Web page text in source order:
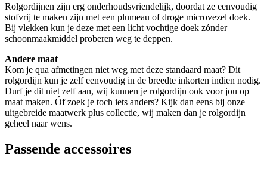
Rolgordijnen zijn erg onderhoudsvriendelijk, doordat ze eenvoudig
stofvrij te maken zijn met een plumeau of droge microvezel doek.
Bij vlekken kun je deze met een licht vochtige doek zónder
schoonmaakmiddel proberen weg te deppen.
Andere maat
Kom je qua afmetingen niet weg met deze standaard maat? Dit
rolgordijn kun je zelf eenvoudig in de breedte inkorten indien nodig.
Durf je dit niet zelf aan, wij kunnen je rolgordijn ook voor jou op
maat maken. Óf zoek je toch iets anders? Kijk dan eens bij onze
uitgebreide maatwerk plus collectie, wij maken dan je rolgordijn
geheel naar wens.
Passende accessoires